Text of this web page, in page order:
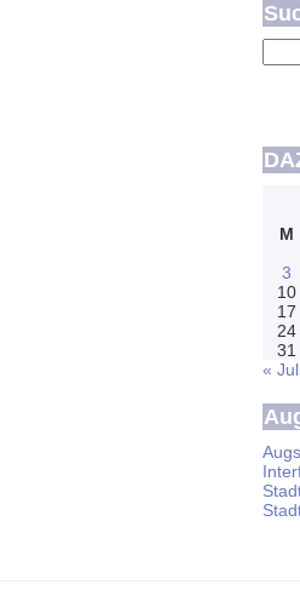
M
3
10
17
24
31
«